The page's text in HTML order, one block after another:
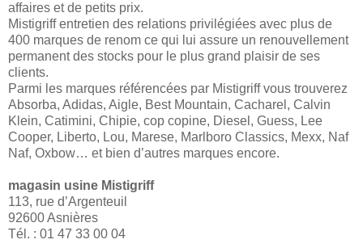
affaires et de petits prix.
Mistigriff entretien des relations privilégiées avec plus de
400 marques de renom ce qui lui assure un renouvellement
permanent des stocks pour le plus grand plaisir de ses
clients.
Parmi les marques référencées par Mistigriff vous trouverez
Absorba, Adidas, Aigle, Best Mountain, Cacharel, Calvin
Klein, Catimini, Chipie, cop copine, Diesel, Guess, Lee
Cooper, Liberto, Lou, Marese, Marlboro Classics, Mexx, Naf
Naf, Oxbow… et bien d’autres marques encore.
magasin usine Mistigriff
113, rue d’Argenteuil
92600 Asnières
Tél. : 01 47 33 00 04